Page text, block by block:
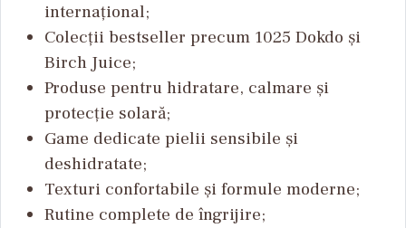
internațional;
Colecții bestseller precum 1025 Dokdo și
Birch Juice;
Produse pentru hidratare, calmare și
protecție solară;
Game dedicate pielii sensibile și
deshidratate;
Texturi confortabile și formule moderne;
Rutine complete de îngrijire;